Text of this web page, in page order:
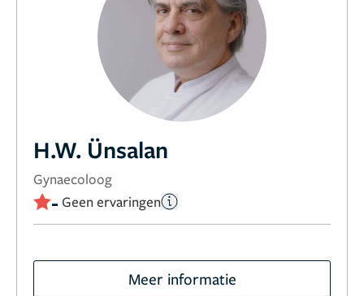
H.W. Ünsalan
Gynaecoloog
- Geen ervaringen
Meer informatie